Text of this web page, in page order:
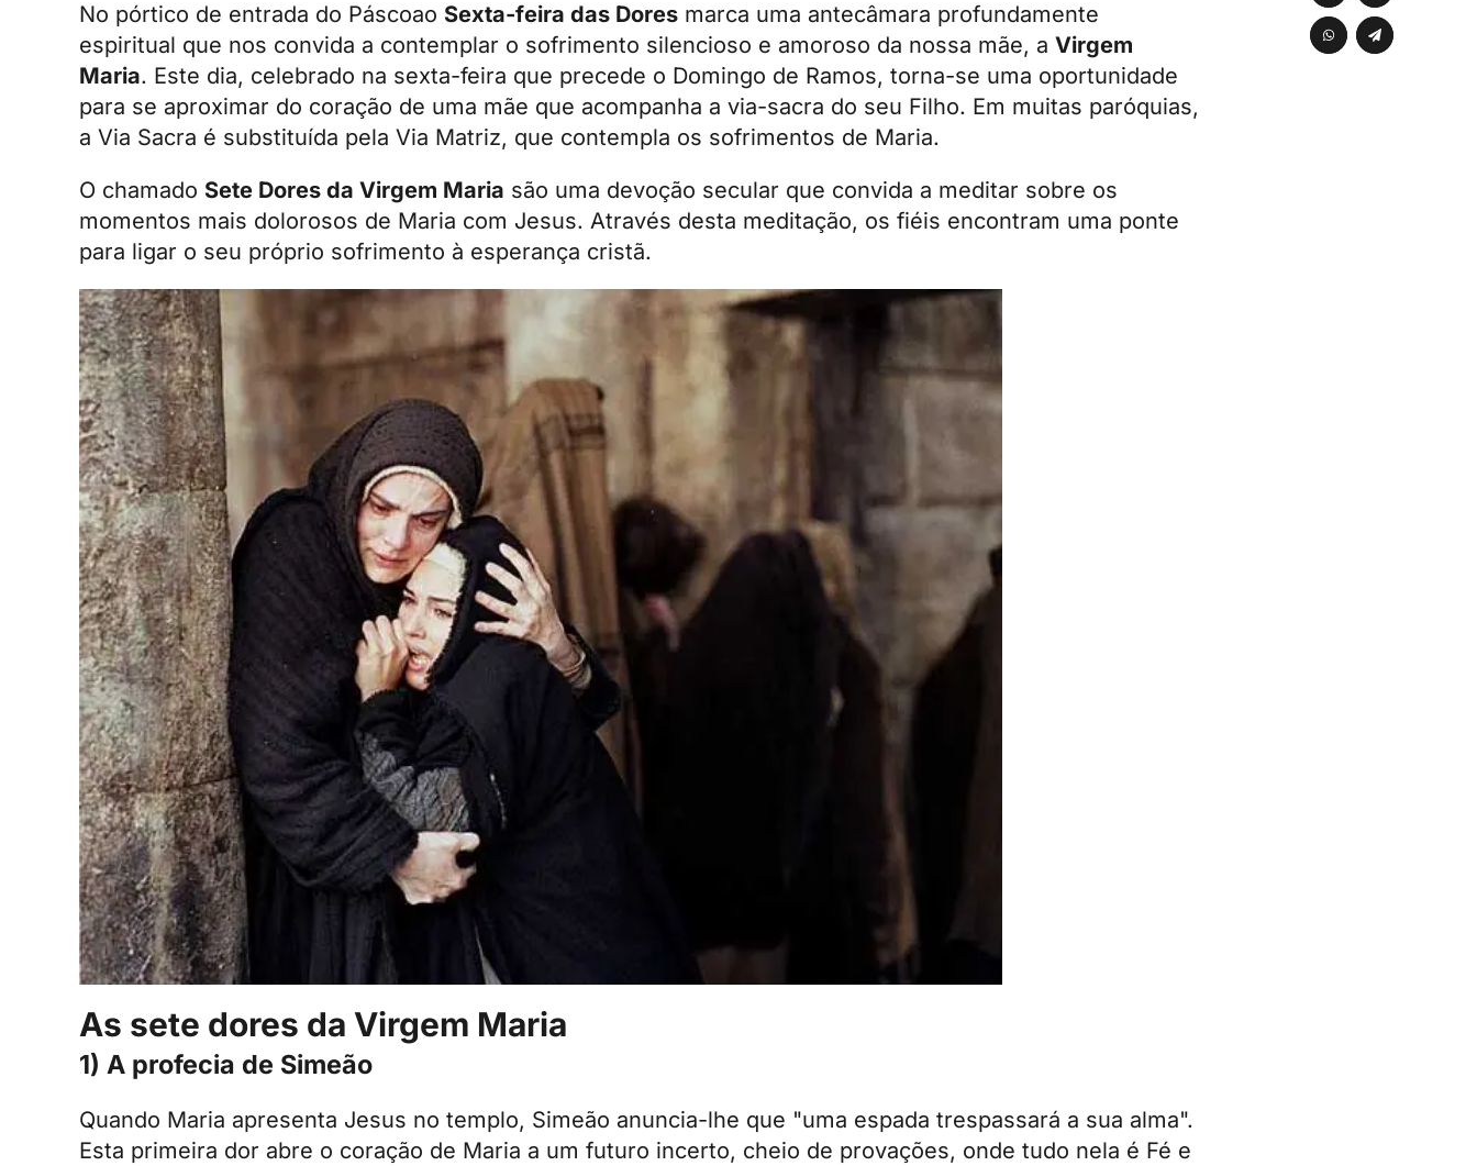
No pórtico de entrada do Páscoao Sexta-feira das Dores marca uma antecâmara profundamente
espiritual que nos convida a contemplar o sofrimento silencioso e amoroso da nossa mãe, a Virgem
Maria. Este dia, celebrado na sexta-feira que precede o Domingo de Ramos, torna-se uma oportunidade
para se aproximar do coração de uma mãe que acompanha a via-sacra do seu Filho. Em muitas paróquias,
a Via Sacra é substituída pela Via Matriz, que contempla os sofrimentos de Maria.
O chamado Sete Dores da Virgem Maria são uma devoção secular que convida a meditar sobre os
momentos mais dolorosos de Maria com Jesus. Através desta meditação, os fiéis encontram uma ponte
para ligar o seu próprio sofrimento à esperança cristã.
As sete dores da Virgem Maria
1) A profecia de Simeão
Quando Maria apresenta Jesus no templo, Simeão anuncia-lhe que "uma espada trespassará a sua alma".
Esta primeira dor abre o coração de Maria a um futuro incerto, cheio de provações, onde tudo nela é Fé e